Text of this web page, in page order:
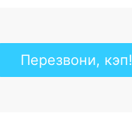
Перезвони, кэп!